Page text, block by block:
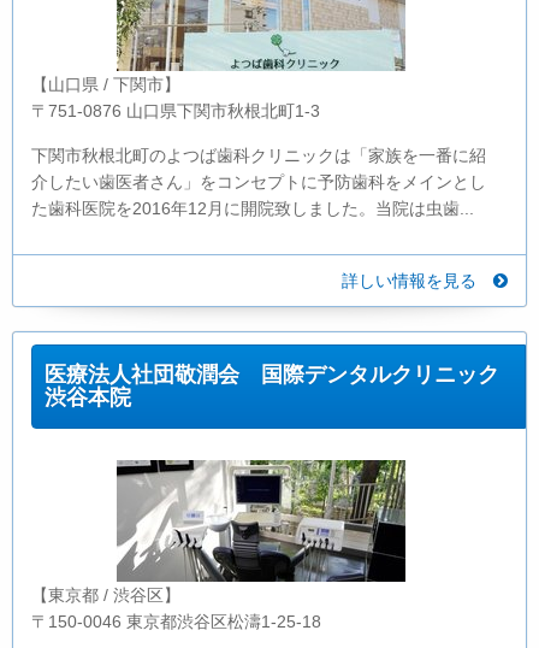
【山口県 / 下関市】
〒751-0876 山口県下関市秋根北町1-3
下関市秋根北町のよつば歯科クリニックは「家族を一番に紹
介したい歯医者さん」をコンセプトに予防歯科をメインとし
た歯科医院を2016年12月に開院致しました。当院は虫歯...
詳しい情報を見る
医療法人社団敬潤会 国際デンタルクリニック
渋谷本院
【東京都 / 渋谷区】
〒150-0046 東京都渋谷区松濤1-25-18